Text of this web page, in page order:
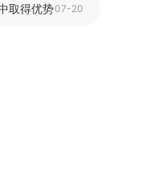
取得优势07-20